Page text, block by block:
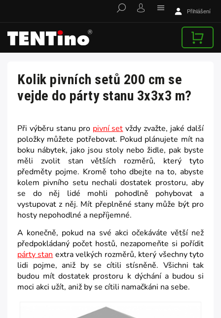
Přihlášení
Kolik pivních setů 200 cm se
vejde do párty stanu 3x3x3 m?
Při výběru stanu pro pivní set vždy zvažte, jaké další
položky můžete potřebovat. Pokud plánujete mít na
boku nábytek, jako jsou stoly nebo židle, pak byste
měli zvolit stan větších rozměrů, který tyto
předměty pojme. Kromě toho dbejte na to, abyste
kolem pivního setu nechali dostatek prostoru, aby
se do něj lidé mohli pohodlně pohybovat a
vystupovat z něj. Mít přeplněné stany může být pro
hosty nepohodlné a nepříjemné.
A konečně, pokud na své akci očekáváte větší než
předpokládaný počet hostů, nezapomeňte si pořídit
párty stan extra velkých rozměrů, který všechny tyto
lidi pojme, aniž by se cítili stísněně. Všichni tak
budou mít dostatek prostoru k dýchání a budou si
moci akci užít, aniž by se cítili namačkáni na sebe.